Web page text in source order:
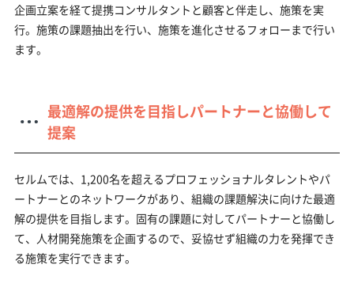
企画立案を経て提携コンサルタントと顧客と伴走し、施策を実
行。施策の課題抽出を行い、施策を進化させるフォローまで行い
ます。
最適解の提供を目指しパートナーと協働して
提案
セルムでは、1,200名を超えるプロフェッショナルタレントやパ
ートナーとのネットワークがあり、組織の課題解決に向けた最適
解の提供を目指します。固有の課題に対してパートナーと協働し
て、人材開発施策を企画するので、妥協せず組織の力を発揮でき
る施策を実行できます。